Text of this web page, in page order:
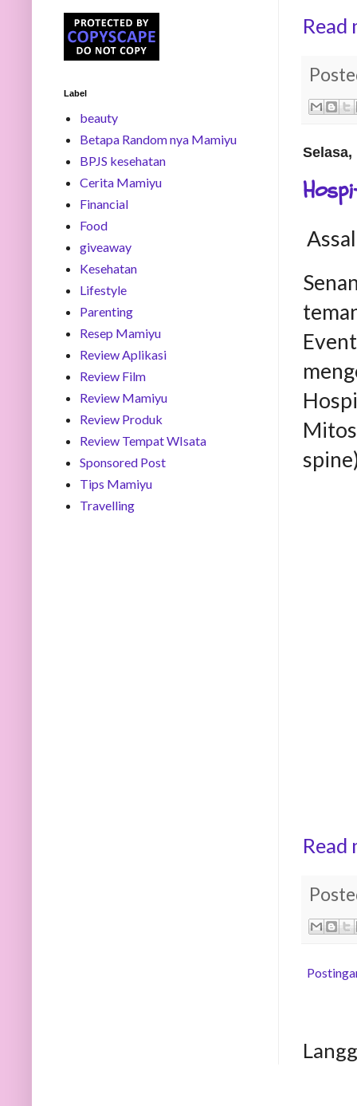
Read
Selasa,
Read
Label
beauty
Betapa Random nya Mamiyu
BPJS kesehatan
Cerita Mamiyu
Financial
Food
giveaway
Kesehatan
Lifestyle
Parenting
Resep Mamiyu
Review Aplikasi
Review Film
Review Mamiyu
Review Produk
Review Tempat WIsata
Sponsored Post
Tips Mamiyu
Travelling